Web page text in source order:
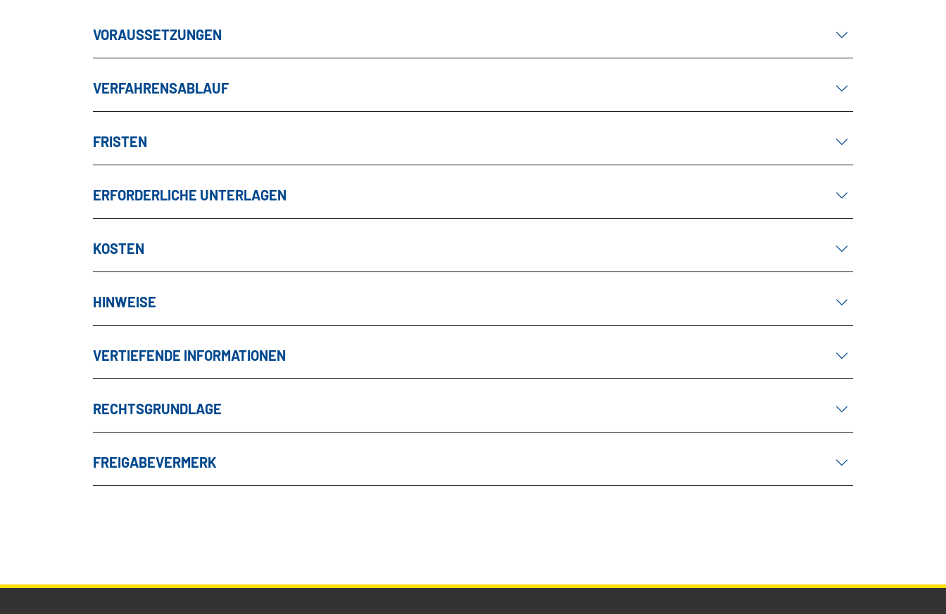
VORAUSSETZUNGEN
VERFAHRENSABLAUF
FRISTEN
ERFORDERLICHE UNTERLAGEN
KOSTEN
HINWEISE
VERTIEFENDE INFORMATIONEN
RECHTSGRUNDLAGE
FREIGABEVERMERK